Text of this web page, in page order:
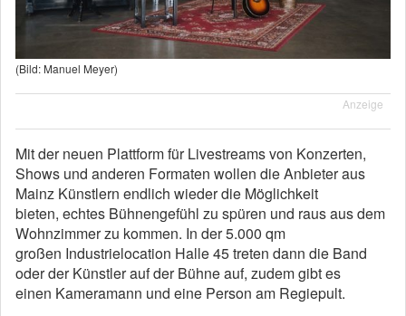
(Bild: Manuel Meyer)
Anzeige
Mit der neuen Plattform für Livestreams von Konzerten,
Shows und anderen Formaten wollen die Anbieter aus
Mainz Künstlern endlich wieder die Möglichkeit
bieten, echtes Bühnengefühl zu spüren und raus aus dem
Wohnzimmer zu kommen. In der 5.000 qm
großen Industrielocation Halle 45 treten dann die Band
oder der Künstler auf der Bühne auf, zudem gibt es
einen Kameramann und eine Person am Regiepult.